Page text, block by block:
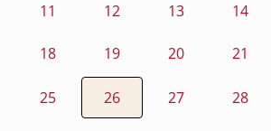
11 12 13 14
18 19 20 21
25 26 27 28